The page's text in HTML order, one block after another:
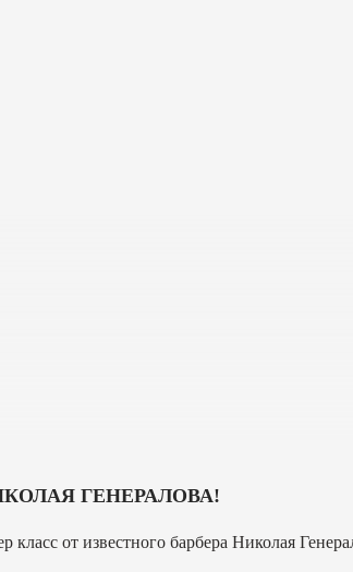
ГЕНЕРАЛОВА!
от известного барбера Николая